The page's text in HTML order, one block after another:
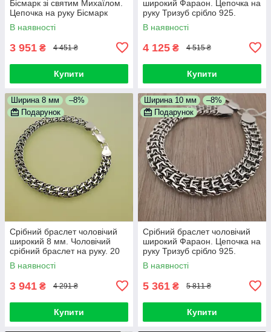
Бісмарк зі святим Михаїлом.
Цепочка на руку Бісмарк
срібло 925. Ширина 7 мм.
Довжина 21 см
В наявності
3 951 ₴ 4 451 ₴
Купити
широкий Фараон. Цепочка на
руку Тризуб срібло 925.
Ширина 9 мм. Довжина 20 см
В наявності
4 125 ₴ 4 515 ₴
Купити
Ширина 8 мм
–8%
Подарунок
Срібний браслет чоловічий
широкий 8 мм. Чоловічий
срібний браслет на руку. 20
см
В наявності
3 941 ₴ 4 291 ₴
Купити
Ширина 10 мм
–8%
Подарунок
Срібний браслет чоловічий
широкий Фараон. Цепочка на
руку Тризуб срібло 925.
Ширина 10 мм. 20 см
В наявності
5 361 ₴ 5 811 ₴
Купити